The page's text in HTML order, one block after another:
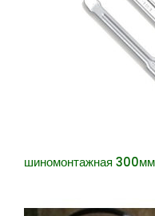
шиномонтажная